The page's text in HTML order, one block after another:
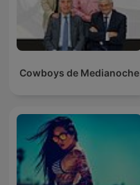
Cowboys de Medianoche